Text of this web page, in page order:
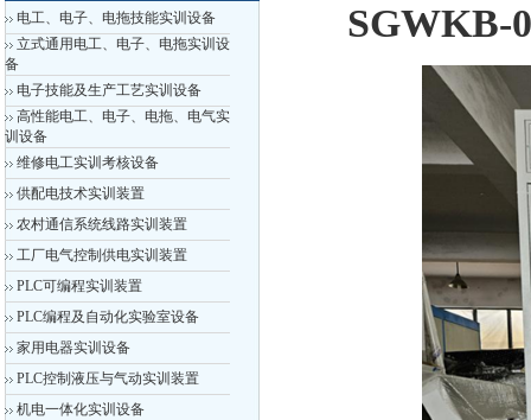
电工、电子、电拖技能实训设备
立式通用电工、电子、电拖实训设
备
电子技能及生产工艺实训设备
高性能电工、电子、电拖、电气实
训设备
维修电工实训考核设备
供配电技术实训装置
农村通信系统线路实训装置
工厂电气控制供电实训装置
PLC可编程实训装置
PLC编程及自动化实验室设备
家用电器实训设备
PLC控制液压与气动实训装置
机电一体化实训设备
SGWKB-